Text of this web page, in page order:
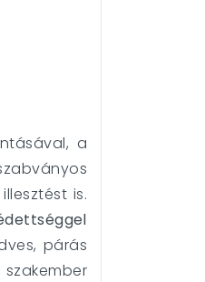
a
is.
párás